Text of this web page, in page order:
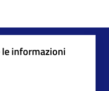
informazioni